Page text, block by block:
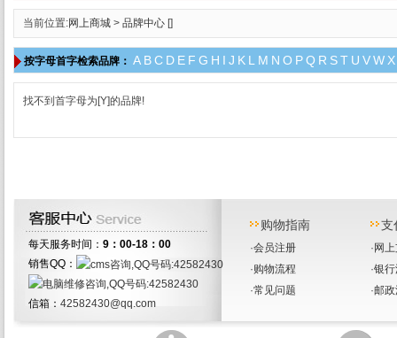
当前位置:网上商城 > 品牌中心 []
按字母首字检索品牌： A BC D E F G H I J K L M N O PQ R ST U VW X
找不到首字母为[Y]的品牌!
每天服务时间： 9：00-18：00
销售QQ：
信箱： 42582430@qq.com
购物指南
·会员注册
·购物流程
·常见问题
支
· 网
·银
·邮